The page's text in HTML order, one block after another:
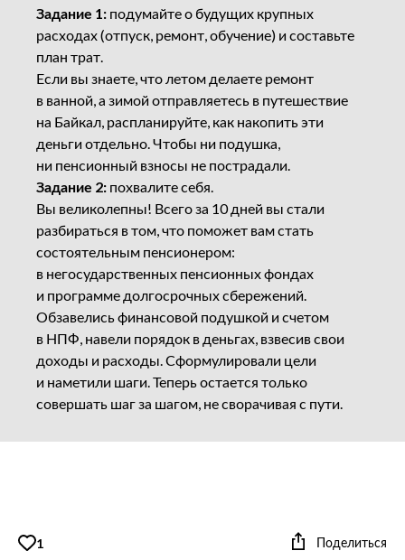
Задание 1: подумайте о будущих крупных
расходах (отпуск, ремонт, обучение) и составьте
план трат.
Если вы знаете, что летом делаете ремонт
в ванной, а зимой отправляетесь в путешествие
на Байкал, распланируйте, как накопить эти
деньги отдельно. Чтобы ни подушка,
ни пенсионный взносы не пострадали.
Задание 2: похвалите себя.
Вы великолепны! Всего за 10 дней вы стали
разбираться в том, что поможет вам стать
состоятельным пенсионером:
в негосударственных пенсионных фондах
и программе долгосрочных сбережений.
Обзавелись финансовой подушкой и счетом
в НПФ, навели порядок в деньгах, взвесив свои
доходы и расходы. Сформулировали цели
и наметили шаги. Теперь остается только
совершать шаг за шагом, не сворачивая с пути.
1 Поделиться